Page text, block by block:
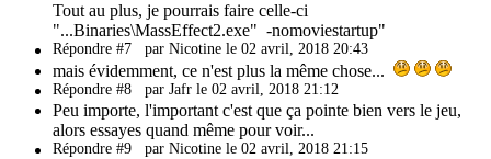
Tout au plus, je pourrais faire celle-ci
"...Binaries\MassEffect2.exe" -nomoviestartup"
Répondre #7 par Nicotine le 02 avril, 2018 20:43
mais évidemment, ce n'est plus la même chose...
Répondre #8 par Jafr le 02 avril, 2018 21:12
Peu importe, l'important c'est que ça pointe bien vers le jeu,
alors essayes quand même pour voir...
Répondre #9 par Nicotine le 02 avril, 2018 21:15